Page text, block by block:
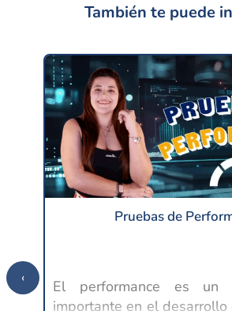
También te puede
Pruebas de
El performance es un
importante en el
‹